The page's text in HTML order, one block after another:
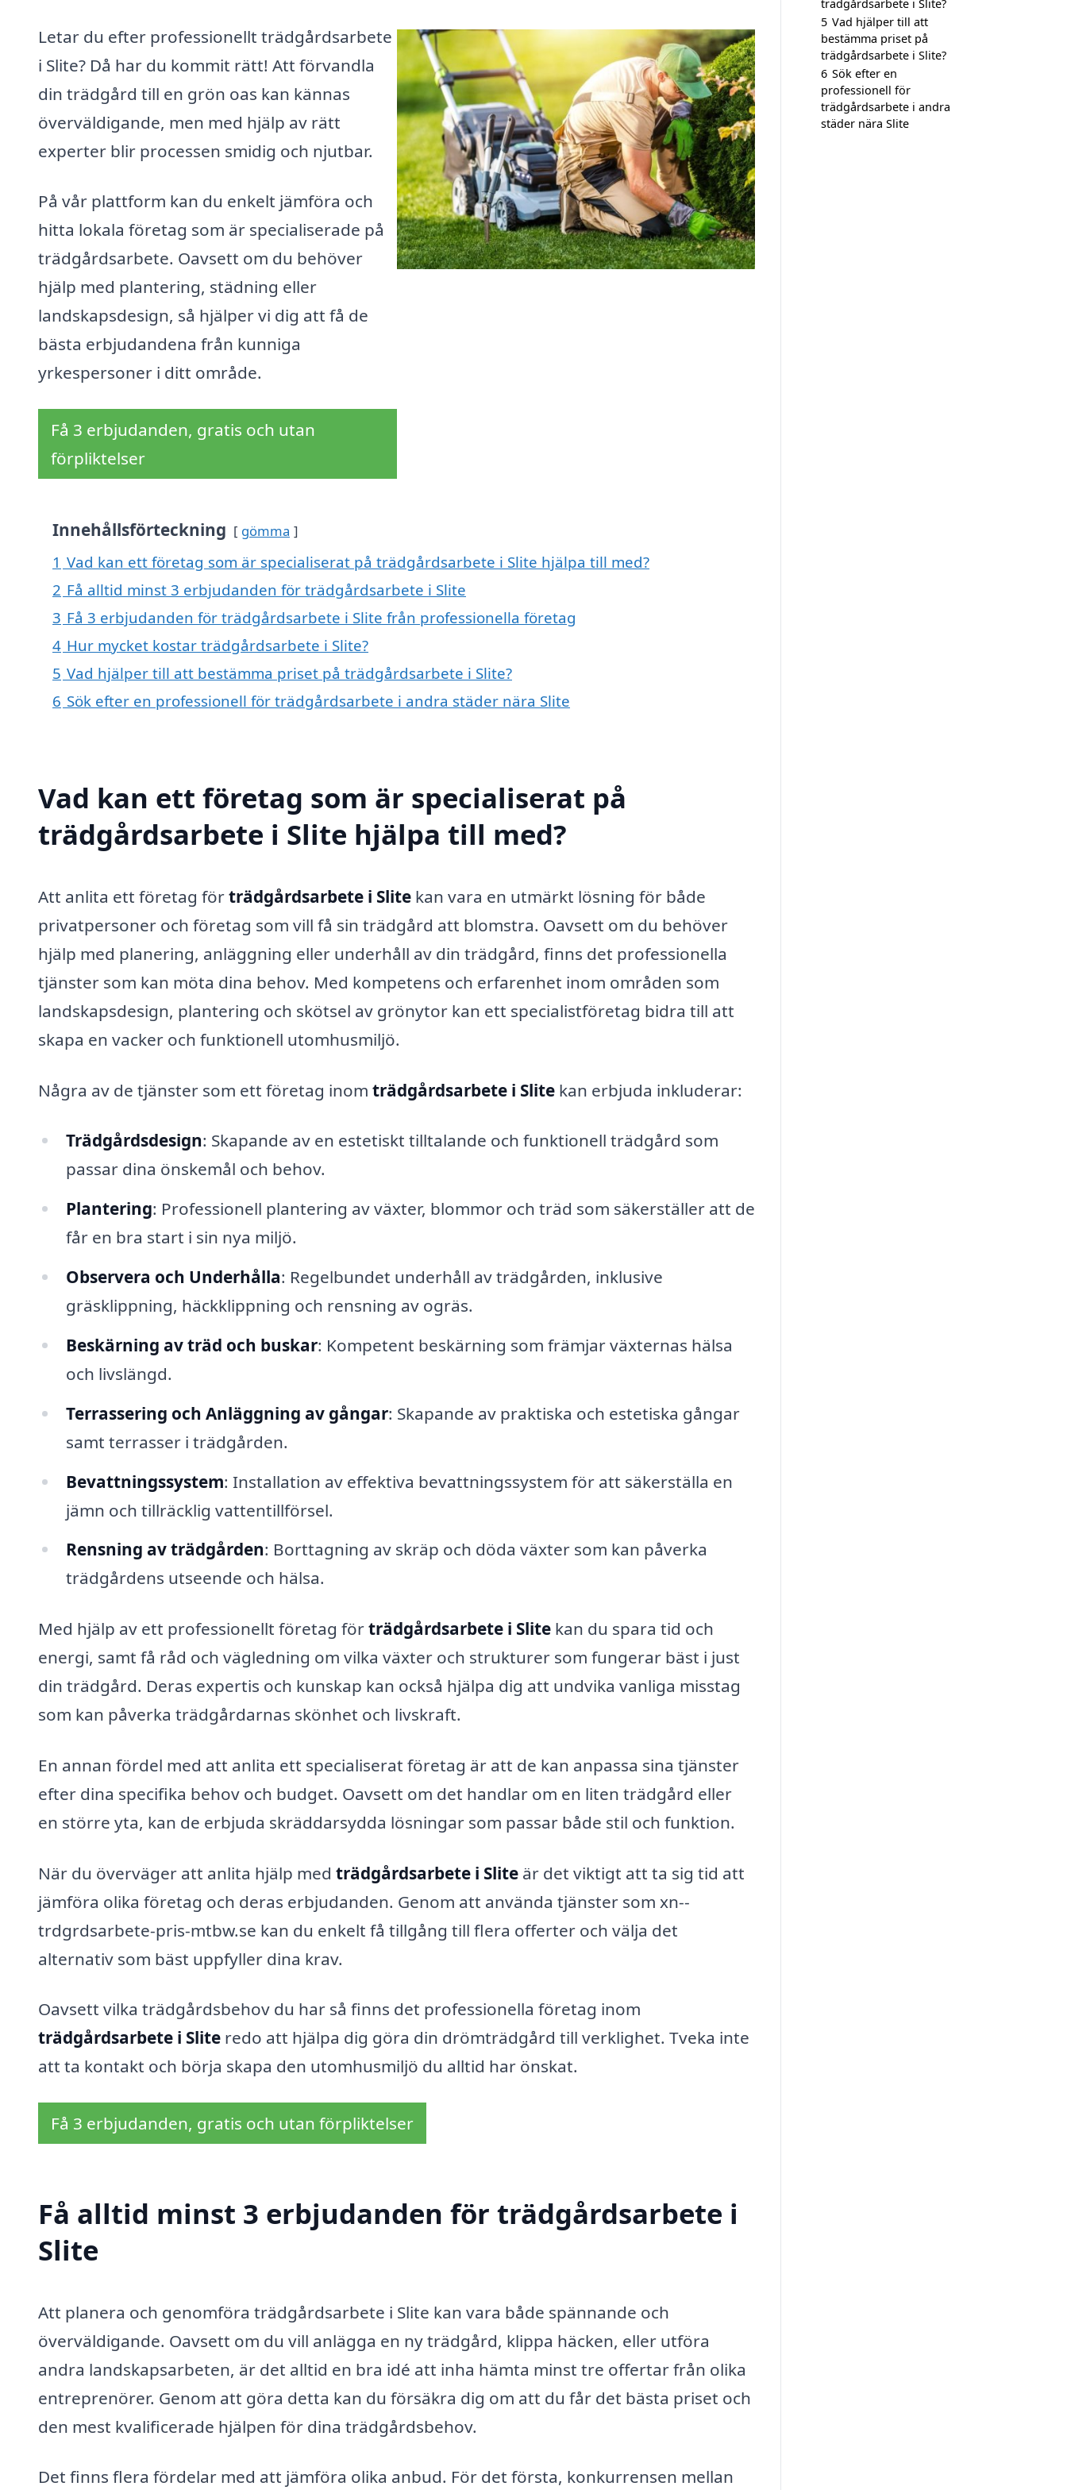
Letar du efter professionellt trädgårdsarbete
i Slite? Då har du kommit rätt! Att förvandla
din trädgård till en grön oas kan kännas
överväldigande, men med hjälp av rätt
experter blir processen smidig och njutbar.
På vår plattform kan du enkelt jämföra och
hitta lokala företag som är specialiserade på
trädgårdsarbete. Oavsett om du behöver
hjälp med plantering, städning eller
landskapsdesign, så hjälper vi dig att få de
bästa erbjudandena från kunniga
yrkespersoner i ditt område.
Få 3 erbjudanden, gratis och utan
förpliktelser
Innehållsförteckning gömma
1 Vad kan ett företag som är specialiserat på trädgårdsarbete i Slite hjälpa till med?
2 Få alltid minst 3 erbjudanden för trädgårdsarbete i Slite
3 Få 3 erbjudanden för trädgårdsarbete i Slite från professionella företag
4 Hur mycket kostar trädgårdsarbete i Slite?
5 Vad hjälper till att bestämma priset på trädgårdsarbete i Slite?
6 Sök efter en professionell för trädgårdsarbete i andra städer nära Slite
Vad kan ett företag som är specialiserat på
trädgårdsarbete i Slite hjälpa till med?
Att anlita ett företag förträdgårdsarbete i Slite kan vara en utmärkt lösning för både
privatpersoner och företag som vill få sin trädgård att blomstra. Oavsett om du behöver
hjälp med planering, anläggning eller underhåll av din trädgård, finns det professionella
tjänster som kan möta dina behov. Med kompetens och erfarenhet inom områden som
landskapsdesign, plantering och skötsel av grönytor kan ett specialistföretag bidra till att
skapa en vacker och funktionell utomhusmiljö.
Några av de tjänster som ett företag inom trädgårdsarbete i Slite kan erbjuda inkluderar:
Trädgårdsdesign: Skapande av en estetiskt tilltalande och funktionell trädgård som
passar dina önskemål och behov.
Plantering: Professionell plantering av växter, blommor och träd som säkerställer att de
får en bra start i sin nya miljö.
Observera och Underhålla: Regelbundet underhåll av trädgården, inklusive
gräsklippning, häckklippning och rensning av ogräs.
Beskärning av träd och buskar: Kompetent beskärning som främjar växternas hälsa
och livslängd.
Terrassering och Anläggning av gångar: Skapande av praktiska och estetiska gångar
samt terrasser i trädgården.
Bevattningssystem: Installation av effektiva bevattningssystem för att säkerställa en
jämn och tillräcklig vattentillförsel.
Rensning av trädgården: Borttagning av skräp och döda växter som kan påverka
trädgårdens utseende och hälsa.
Med hjälp av ett professionellt företag förträdgårdsarbete i Slite kan du spara tid och
energi, samt få råd och vägledning om vilka växter och strukturer som fungerar bäst i just
din trädgård. Deras expertis och kunskap kan också hjälpa dig att undvika vanliga misstag
som kan påverka trädgårdarnas skönhet och livskraft.
En annan fördel med att anlita ett specialiserat företag är att de kan anpassa sina tjänster
efter dina specifika behov och budget. Oavsett om det handlar om en liten trädgård eller
en större yta, kan de erbjuda skräddarsydda lösningar som passar både stil och funktion.
När du överväger att anlita hjälp med trädgårdsarbete i Slite är det viktigt att ta sig tid att
jämföra olika företag och deras erbjudanden. Genom att använda tjänster som xn--
trdgrdsarbete-pris-mtbw.se kan du enkelt få tillgång till flera offerter och välja det
alternativ som bäst uppfyller dina krav.
Oavsett vilka trädgårdsbehov du har så finns det professionella företag inom
trädgårdsarbete i Slite redo att hjälpa dig göra din drömträdgård till verklighet. Tveka inte
att ta kontakt och börja skapa den utomhusmiljö du alltid har önskat.
Få 3 erbjudanden, gratis och utan förpliktelser
Få alltid minst 3 erbjudanden för trädgårdsarbete i
Slite
Att planera och genomföra trädgårdsarbete i Slite kan vara både spännande och
överväldigande. Oavsett om du vill anlägga en ny trädgård, klippa häcken, eller utföra
andra landskapsarbeten, är det alltid en bra idé att inha hämta minst tre offertar från olika
entreprenörer. Genom att göra detta kan du försäkra dig om att du får det bästa priset och
den mest kvalificerade hjälpen för dina trädgårdsbehov.
Det finns flera fördelar med att jämföra olika anbud. För det första, konkurrensen mellan
trädgårdsarbete i Slite?
5 Vad hjälper till att
bestämma priset på
trädgårdsarbete i Slite?
6 Sök efter en
professionell för
trädgårdsarbete i andra
städer nära Slite